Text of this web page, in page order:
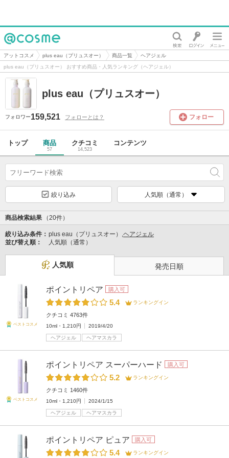
@cosme
アットコスメ plus eau（プリュスオー） 商品一覧
ヘアジェル
plus eau（プリュスオー） おすすめ商品・人気ランキング（ヘアジェル）
plus eau（プリュスオー）
フォロワー159,521 フォローとは？ フォロー
トップ 商品
57
クチコミ
14,523
コンテンツ
絞り込み 人気順（通常）
商品検索結果 （20件）
絞り込み条件： plus eau（プリュスオー）,ヘアジェル
並び替え順：
人気順（通常）
人気順 発売日順
ベストコスメ
ポイントリペア 購入可
5.4 ランキングイン
クチコミ 4763件
10ml・1,210円 2019/4/20
ヘアジェル ヘアマスカラ
ベストコスメ
ポイントリペア スーパーハード 購入可
5.2 ランキングイン
クチコミ 1460件
10ml・1,210円 2024/1/15
ヘアジェル ヘアマスカラ
ポイントリペア ピュア 購入可
5.4 ランキングイン